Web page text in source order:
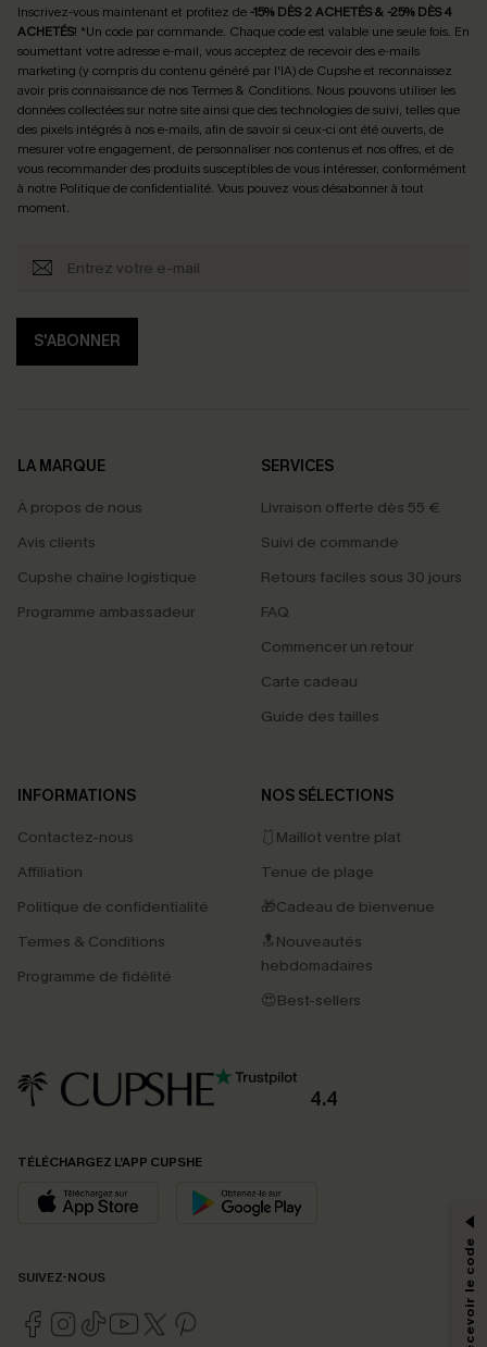
Inscrivez-vous maintenant et profitez de -15% DÈS 2 ACHETÉS & -25% DÈS 4
ACHETÉS! *Un code par commande. Chaque code est valable une seule fois. En
soumettant votre adresse e-mail, vous acceptez de recevoir des e-mails
marketing (y compris du contenu généré par l'IA) de Cupshe et reconnaissez
avoir pris connaissance de nosTermes & Conditions. Nous pouvons utiliser les
données collectées sur notre site ainsi que des technologies de suivi, telles que
des pixels intégrés à nos e-mails, afin de savoir si ceux-ci ont été ouverts, de
mesurer votre engagement, de personnaliser nos contenus et nos offres, et de
vous recommander des produits susceptibles de vous intéresser, conformément
à notre Politique de confidentialité. Vous pouvez vous désabonner à tout
moment.
S'ABONNER
LA MARQUE
À propos de nous
Avis clients
Cupshe chaîne logistique
Programme ambassadeur
SERVICES
Livraison offerte dès 55 €
Suivi de commande
Retours faciles sous 30 jours
FAQ
Commencer un retour
Carte cadeau
Guide des tailles
INFORMATIONS
Contactez-nous
Affiliation
Politique de confidentialité
Termes & Conditions
Programme de fidélité
NOS SÉLECTIONS
🩱Maillot ventre plat
Tenue de plage
🎁Cadeau de bienvenue
🔝Nouveautés
hebdomadaires
😍Best-sellers
4.4
TÉLÉCHARGEZ L’APP CUPSHE
SUIVEZ-NOUS
PROFITEZ DE -15%
-15% dès 2 Achetés par E-mail
En soumettant votre adresse e-mail, vous acceptez de recevoir des e-mails
marketing (y compris du contenu généré par l'IA) de Cupshe et